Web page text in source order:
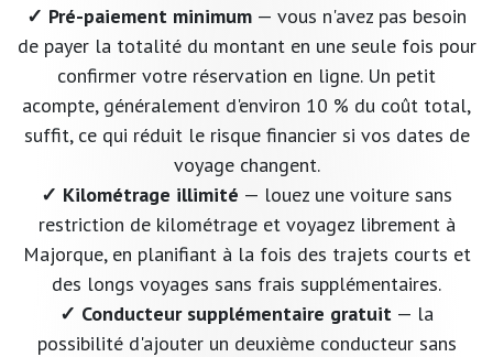
✓ Pré-paiement minimum — vous n'avez pas besoin
de payer la totalité du montant en une seule fois pour
confirmer votre réservation en ligne. Un petit
acompte, généralement d'environ 10 % du coût total,
suffit, ce qui réduit le risque financier si vos dates de
voyage changent.
✓ Kilométrage illimité — louez une voiture sans
restriction de kilométrage et voyagez librement à
Majorque, en planifiant à la fois des trajets courts et
des longs voyages sans frais supplémentaires.
✓ Conducteur supplémentaire gratuit — la
possibilité d'ajouter un deuxième conducteur sans